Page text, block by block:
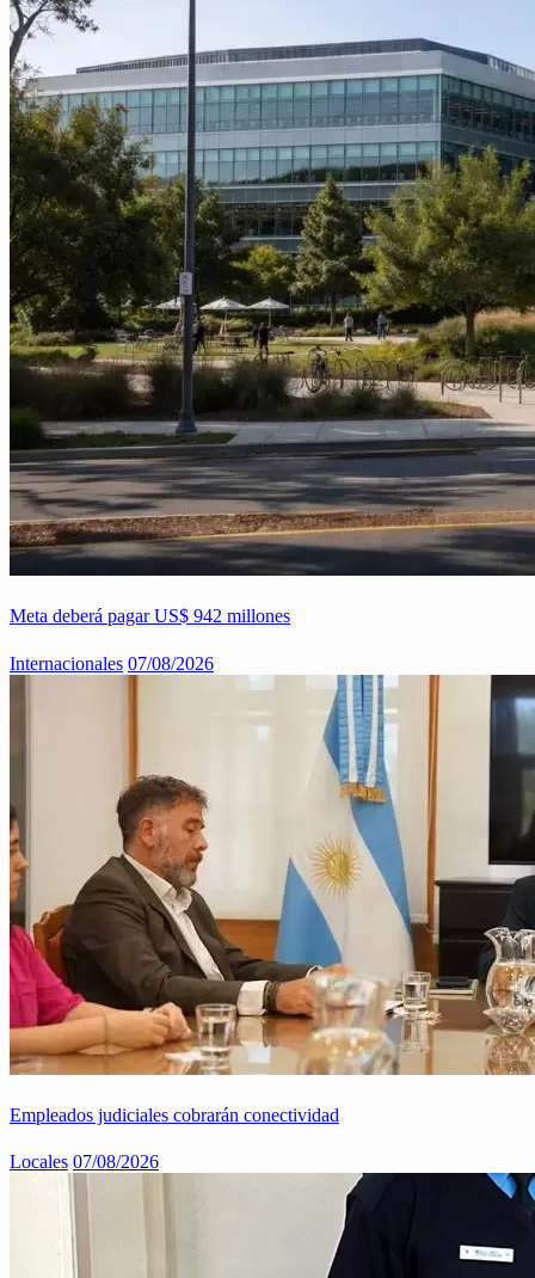
Meta deberá pagar US$ 942 millones
Internacionales 07/08/2026
Empleados judiciales cobrarán conectividad
Locales 07/08/2026